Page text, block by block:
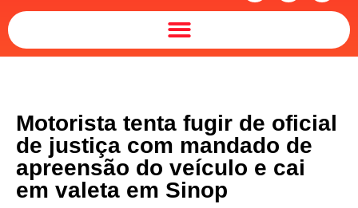
Motorista tenta fugir de oficial
de justiça com mandado de
apreensão do veículo e cai
em valeta em Sinop